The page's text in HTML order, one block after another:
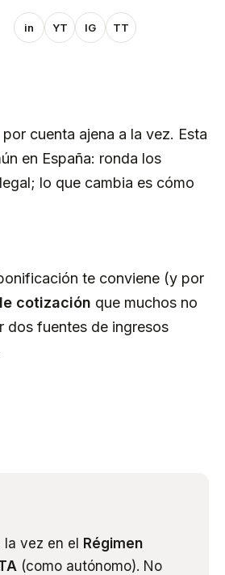
in YT IG TT
cuenta ajena a la vez. Esta
en España: ronda los
lo que cambia es cómo
te conviene (y por
cotización que muchos no
dos fuentes de ingresos
vez en el
Régimen
(como autónomo). No